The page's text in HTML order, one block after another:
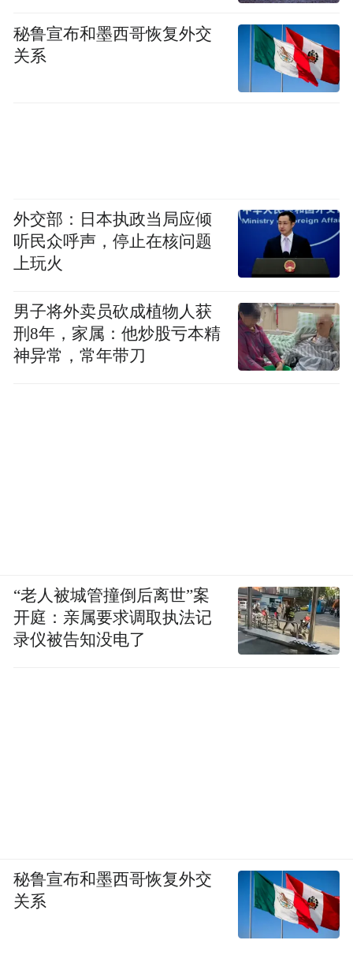
秘鲁宣布和墨西哥恢复外交
关系
外交部：日本执政当局应倾
听民众呼声，停止在核问题
上玩火
男子将外卖员砍成植物人获
刑8年，家属：他炒股亏本精
神异常，常年带刀
“老人被城管撞倒后离世”案
开庭：亲属要求调取执法记
录仪被告知没电了
秘鲁宣布和墨西哥恢复外交
关系